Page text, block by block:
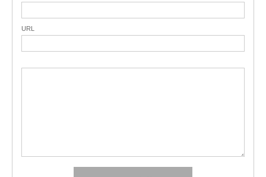
URL